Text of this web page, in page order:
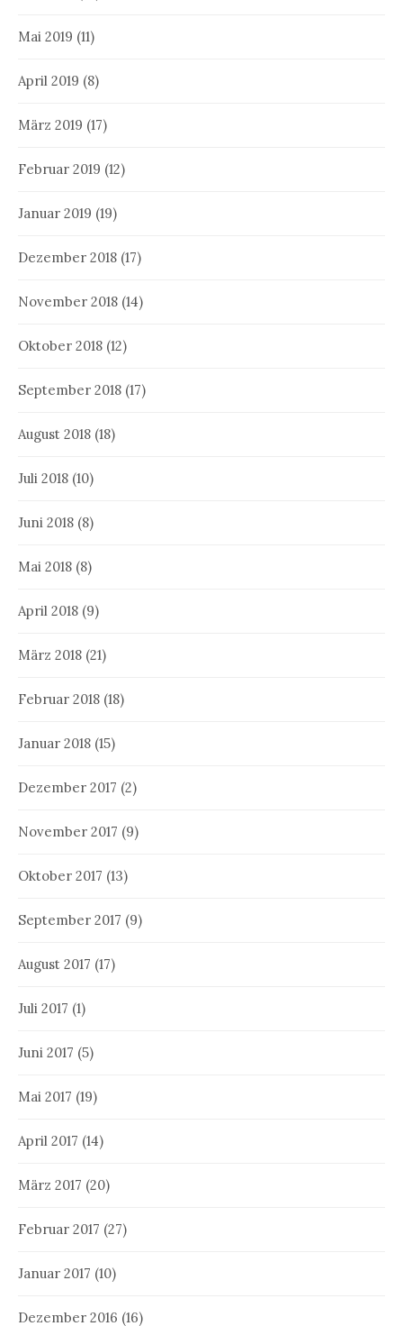
Mai 2019 (11)
April 2019 (8)
März 2019 (17)
Februar 2019 (12)
Januar 2019 (19)
Dezember 2018 (17)
November 2018 (14)
Oktober 2018 (12)
September 2018 (17)
August 2018 (18)
Juli 2018 (10)
Juni 2018 (8)
Mai 2018 (8)
April 2018 (9)
März 2018 (21)
Februar 2018 (18)
Januar 2018 (15)
Dezember 2017 (2)
November 2017 (9)
Oktober 2017 (13)
September 2017 (9)
August 2017 (17)
Juli 2017 (1)
Juni 2017 (5)
Mai 2017 (19)
April 2017 (14)
März 2017 (20)
Februar 2017 (27)
Januar 2017 (10)
Dezember 2016 (16)